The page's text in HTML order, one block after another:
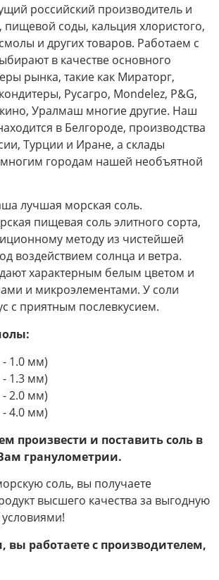
российский производитель и
пищевой соды, кальция хлористого,
и других товаров. Работаем с
в качестве основного
рынка, такие как Мираторг,
Русагро, Mondelez, P&G,
Уралмаш многие другие. Наш
в Белгороде, производства
Турции и Иране, а склады
многим городам нашей необъятной
лучшая морская соль.
пищевая соль элитного сорта,
методу из чистейшей
воздействием солнца и ветра.
характерным белым цветом и
и микроэлементами. У соли
с приятным послевкусием.
1.0 мм)
1.3 мм)
2.0 мм)
4.0 мм)
произвести и поставить соль в
гранулометрии.
соль, вы получаете
высшего качества за выгодную
вы работаете с производителем,